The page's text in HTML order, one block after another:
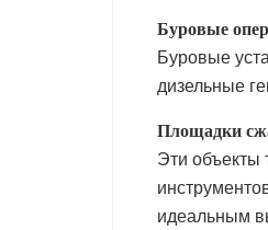
Буровые
Буровые
дизельные
Площадки
Эти объекты
идеальным